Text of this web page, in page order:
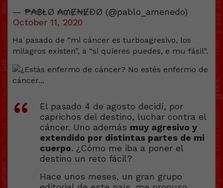
— ₱₳฿ⱠØ ₳₥Ɇ₦ɆĐØ (@pablo_amenedo)
October 11, 2020
Ha pasado de “mi cáncer es turboagresivo, los
milagros existen”, a “si quieres puedes, e mu fásil”.
El pasado 4 de agosto decidí, por
caprichos del destino, luchar contra el
cáncer. Uno además muy agresivo y
extendido por distintas partes de mi
cuerpo. ¿Cómo me iba a poner el
destino un reto fácil?
Hace unos meses, un gran grupo